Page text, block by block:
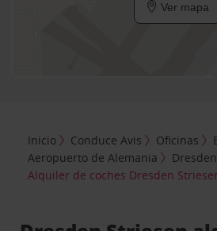
Ver mapa
Inicio Conduce Avis Oficinas
Aeropuerto de Alemania
Dresden
Alquiler de coches Dresden